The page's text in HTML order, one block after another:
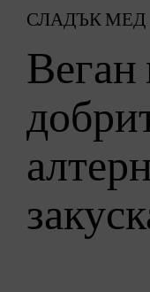
СЛАДЪК МЕД